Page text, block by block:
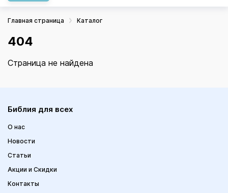
Главная страница Каталог
404
Страница не найдена
Библия для всех
О нас
Новости
Статьи
Акции и Скидки
Контакты